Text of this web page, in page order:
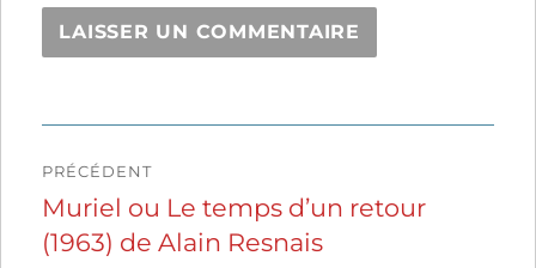
de
l’article
PRÉCÉDENT
Publication
précédente :
Muriel ou Le temps d’un retour
(1963) de Alain Resnais